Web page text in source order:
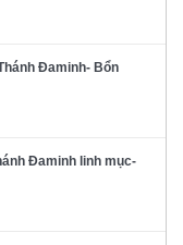
Đaminh- Bổn
Đaminh linh mục-